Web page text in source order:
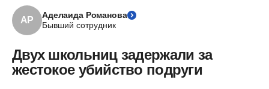
АР
Аделаида Романова
Бывший сотрудник
Двух школьниц задержали за
жестокое убийство подруги